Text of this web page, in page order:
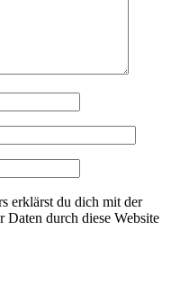
erklärst du dich mit der
Daten durch diese Website